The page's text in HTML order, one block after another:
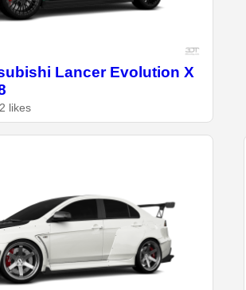
Lancer Evolution X
likes